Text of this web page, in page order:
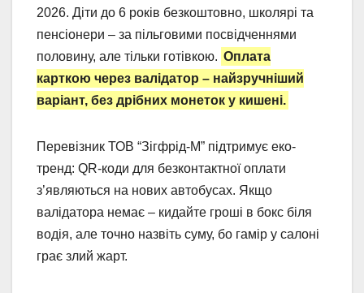
2026. Діти до 6 років безкоштовно, школярі та
пенсіонери – за пільговими посвідченнями
половину, але тільки готівкою. Оплата
карткою через валідатор – найзручніший
варіант, без дрібних монеток у кишені.
Перевізник ТОВ “Зігфрід-М” підтримує еко-
тренд: QR-коди для безконтактної оплати
з’являються на нових автобусах. Якщо
валідатора немає – кидайте гроші в бокс біля
водія, але точно назвіть суму, бо гамір у салоні
грає злий жарт.